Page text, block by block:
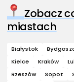
Zobacz
miastach
Białystok
Kielce
Kraków
Rzeszów
Sopot